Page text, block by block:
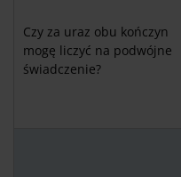
Czy za uraz obu kończyn
mogę liczyć na podwójne
świadczenie?